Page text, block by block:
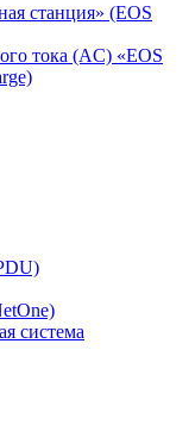
станция» (EOS
тока (AC) «EOS
система